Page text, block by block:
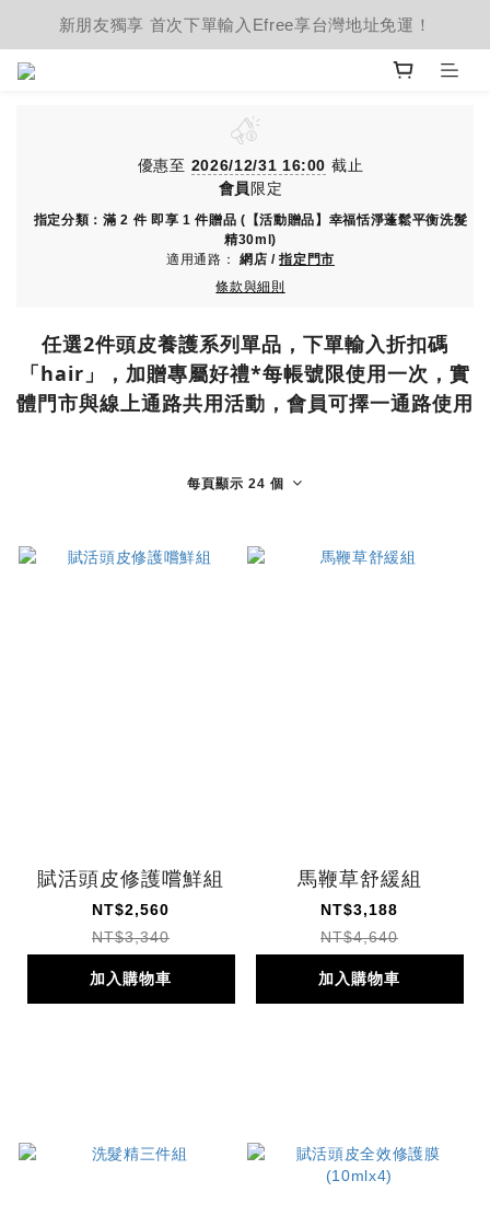
新朋友獨享 首次下單輸入Efree享台灣地址免運！
優惠至 2026/12/31 16:00 截止
會員 限定
指定分類：滿 2 件 即享 1 件贈品 (【活動贈品】幸福恬淨蓬鬆平衡洗髮
精30ml)
適用通路： 網店 / 指定門市
條款與細則
任選2件頭皮養護系列單品，下單輸入折扣碼
「hair」，加贈專屬好禮*每帳號限使用一次，實
體門市與線上通路共用活動，會員可擇一通路使用
每頁顯示 24 個
賦活頭皮修護嚐鮮組
NT$2,560
NT$3,340
加入購物車
馬鞭草舒緩組
NT$3,188
NT$4,640
加入購物車